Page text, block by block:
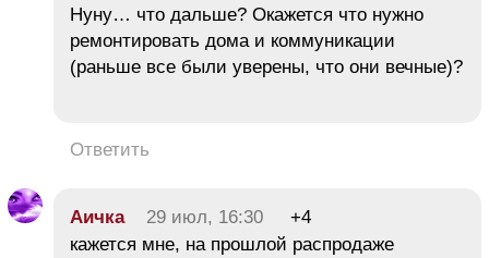
Нуну… что дальше? Окажется что нужно
ремонтировать дома и коммуникации
(раньше все были уверены, что они вечные)?
Ответить
Аичка 29 июл, 16:30
+4
кажется мне, на прошлой распродаже